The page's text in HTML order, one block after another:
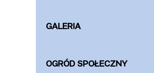
GALERIA
OGRÓD SPOŁECZNY